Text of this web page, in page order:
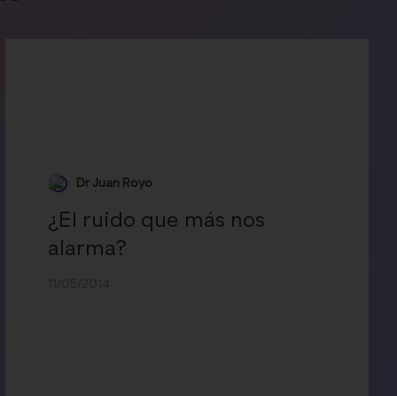
Dr Juan Royo
¿El ruido que más nos
alarma?